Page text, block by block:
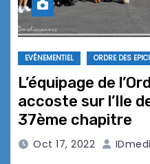
EVÉNEMENTIEL ORDRE DES
L’équipage de
accoste sur l’Ile
37ème chapitre
Oct 17, 2022